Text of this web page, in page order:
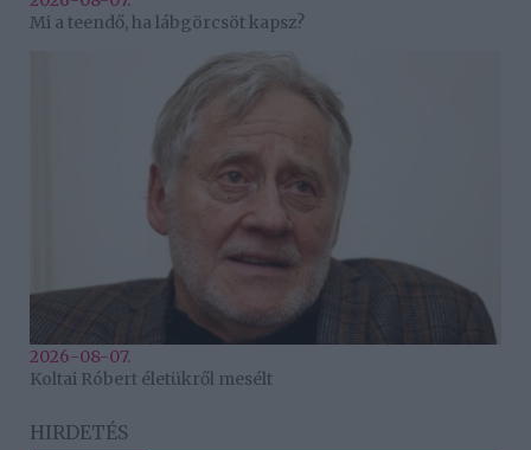
Mi a teendő, ha lábgörcsöt kapsz?
2026-08-07.
Koltai Róbert életükről mesélt
HIRDETÉS